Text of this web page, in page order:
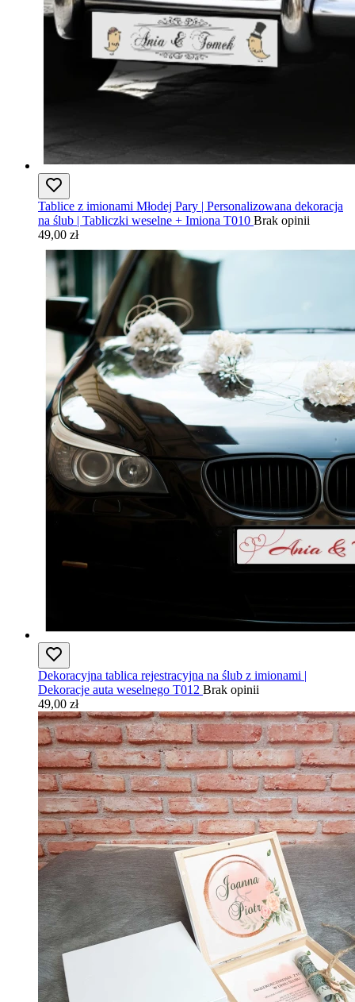
Tablice z imionami Młodej Pary | Personalizowana dekoracja
na ślub | Tabliczki weselne + Imiona T010 Brak opinii
49,00 zł
Dekoracyjna tablica rejestracyjna na ślub z imionami |
Dekoracje auta weselnego T012 Brak opinii
49,00 zł